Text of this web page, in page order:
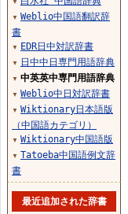
▼
▼ Weblio中国語翻訳辞
書
▼ EDR日中対訳辞書
▼ 日中中日専門用語辞典
▼ 中英英中専門用語辞典
▼ Weblio中日対訳辞書
▼ Wiktionary日本語版
（中国語カテゴリ）
▼ Wiktionary中国語版
▼ Tatoeba中国語例文辞
書
最近追加された辞書